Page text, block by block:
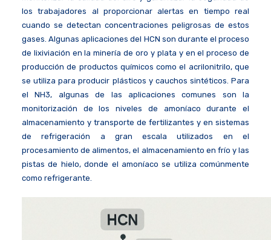
los trabajadores al proporcionar alertas en tiempo real
cuando se detectan concentraciones peligrosas de estos
gases. Algunas aplicaciones del HCN son durante el proceso
de lixiviación en la minería de oro y plata y en el proceso de
producción de productos químicos como el acrilonitrilo, que
se utiliza para producir plásticos y cauchos sintéticos. Para
el NH3, algunas de las aplicaciones comunes son la
monitorización de los niveles de amoníaco durante el
almacenamiento y transporte de fertilizantes y en sistemas
de refrigeración a gran escala utilizados en el
procesamiento de alimentos, el almacenamiento en frío y las
pistas de hielo, donde el amoníaco se utiliza comúnmente
como refrigerante.